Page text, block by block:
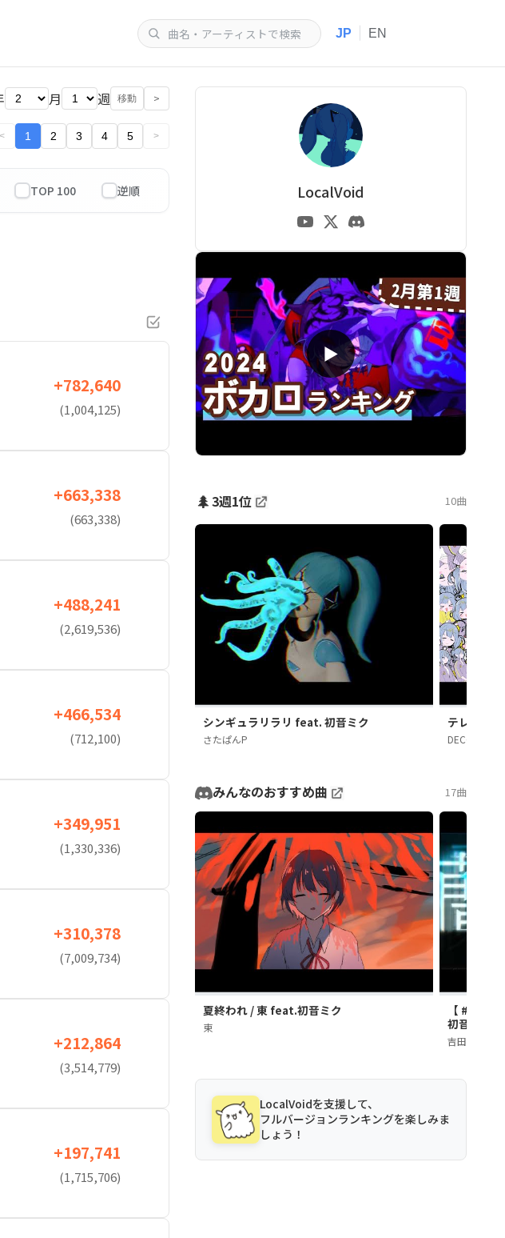
JP EN
月 週 移動 >
< 1 2 3 4 5 >
TOP 100
+782,640
(1,004,125)
+663,338
(663,338)
+488,241
(2,619,536)
+466,534
(712,100)
+349,951
(1,330,336)
+310,378
(7,009,734)
+212,864
(3,514,779)
+197,741
(1,715,706)
LocalVoid
▶
🌲3週1位 10曲
シンギュラリラリ feat. 初音ミク
さたぱんP
テレパシ
DECO*27
みんなのおすすめ曲 17曲
夏終われ / 東 feat.初音ミク
東
【 #プロセ
初音ミク
吉田楓 |
LocalVoidを支援して、
フルバージョンランキングを楽しみま
しょう！